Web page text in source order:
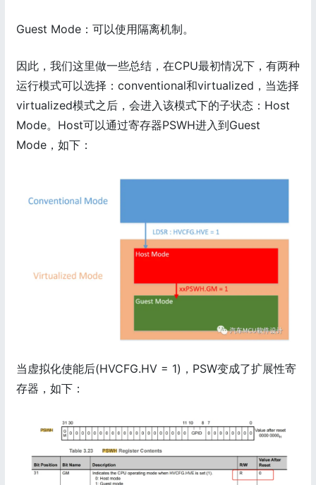
Guest Mode：可以使用隔离机制。
因此，我们这里做一些总结，在CPU最初情况下，有两种
运行模式可以选择：conventional和virtualized，当选择
virtualized模式之后，会进入该模式下的子状态：Host
Mode。Host可以通过寄存器PSWH进入到Guest
Mode，如下：
当虚拟化使能后(HVCFG.HV = 1)，PSW变成了扩展性寄
存器，如下：